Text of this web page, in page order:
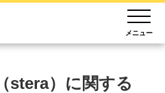
メニュー
stera）に関する